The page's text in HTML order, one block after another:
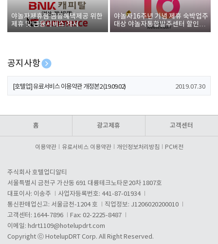
야놀자제휴점 금융혜택제공 위한
제휴 및 금융서비스 게시
야놀자16주년 기념 제휴 숙박업주
대상 야놀자통합발주센터 할인쿠
폰 증정
공지사항
[호텔업] 개인정보 처리방침 개정본1 (19.09.02)
[호텔업] 유료서비스 이용약관 개정본2 (19.09.02) 2019.07.30
홈 광고제휴 고객센터
이용약관 유료서비스 이용약관 개인정보처리방침 PC버전
주식회사 호텔업디알티
서울특별시 금천구 가산동 691 대륭테크노타운20차 1807호
대표이사: 이송주
사업자등록번호: 441-87-01934
통신판매업신고: 서울금천-1204 호
직업정보: J1206020200010
고객센터: 1644-7896
Fax: 02-2225-8487
이메일: hdrt1109@hotelupdrt.com
Copyright ⓒ HotelupDRT Corp. All Right Reserved.